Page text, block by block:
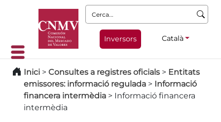
Cerca:
Inversors Català
Inici > Consultes a registres oficials > Entitats
emissores: informació regulada > Informació
financera intermèdia > Informació financera
intermèdia